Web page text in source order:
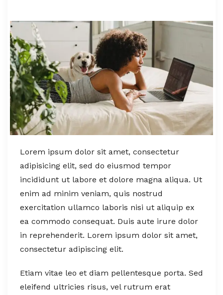
Lorem ipsum dolor sit amet, consectetur
adipisicing elit, sed do eiusmod tempor
incididunt ut labore et dolore magna aliqua. Ut
enim ad minim veniam, quis nostrud
exercitation ullamco laboris nisi ut aliquip ex
ea commodo consequat. Duis aute irure dolor
in reprehenderit. Lorem ipsum dolor sit amet,
consectetur adipiscing elit.
Etiam vitae leo et diam pellentesque porta. Sed
eleifend ultricies risus, vel rutrum erat